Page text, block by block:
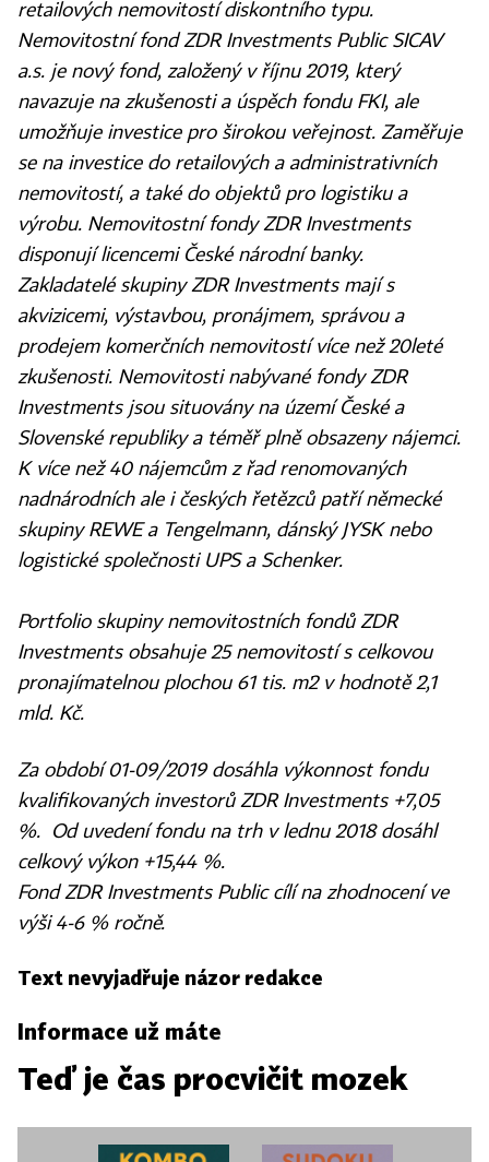
retailových nemovitostí diskontního typu.
Nemovitostní fond ZDR Investments Public SICAV
a.s. je nový fond, založený v říjnu 2019, který
navazuje na zkušenosti a úspěch fondu FKI, ale
umožňuje investice pro širokou veřejnost. Zaměřuje
se na investice do retailových a administrativních
nemovitostí, a také do objektů pro logistiku a
výrobu. Nemovitostní fondy ZDR Investments
disponují licencemi České národní banky.
Zakladatelé skupiny ZDR Investments mají s
akvizicemi, výstavbou, pronájmem, správou a
prodejem komerčních nemovitostí více než 20leté
zkušenosti. Nemovitosti nabývané fondy ZDR
Investments jsou situovány na území České a
Slovenské republiky a téměř plně obsazeny nájemci.
K více než 40 nájemcům z řad renomovaných
nadnárodních ale i českých řetězců patří německé
skupiny REWE a Tengelmann, dánský JYSK nebo
logistické společnosti UPS a Schenker.
Portfolio skupiny nemovitostních fondů ZDR
Investments obsahuje 25 nemovitostí s celkovou
pronajímatelnou plochou 61 tis. m2 v hodnotě 2,1
mld. Kč.
Za období 01-09/2019 dosáhla výkonnost fondu
kvalifikovaných investorů ZDR Investments +7,05
%. Od uvedení fondu na trh v lednu 2018 dosáhl
celkový výkon +15,44 %.
Fond ZDR Investments Public cílí na zhodnocení ve
výši 4-6 % ročně.
Text nevyjadřuje názor redakce
Informace už máte
Teď je čas procvičit mozek